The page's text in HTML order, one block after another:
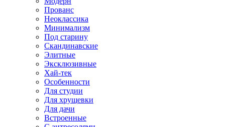
Прованс
Неоклассика
Минимализм
Под старину
Скандинавские
Элитные
Эксклюзивные
Хай-тек
Особенности
Для студии
Для хрущевки
Для дачи
Встроенные